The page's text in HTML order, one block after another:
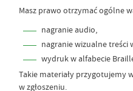
Masz prawo otrzymać ogólne
nagranie audio,
nagranie wizualne treści
wydruk w alfabecie
Takie materiały przygotujemy
w zgłoszeniu.